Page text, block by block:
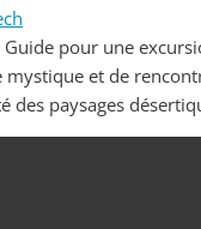
pour une
et de
des paysages